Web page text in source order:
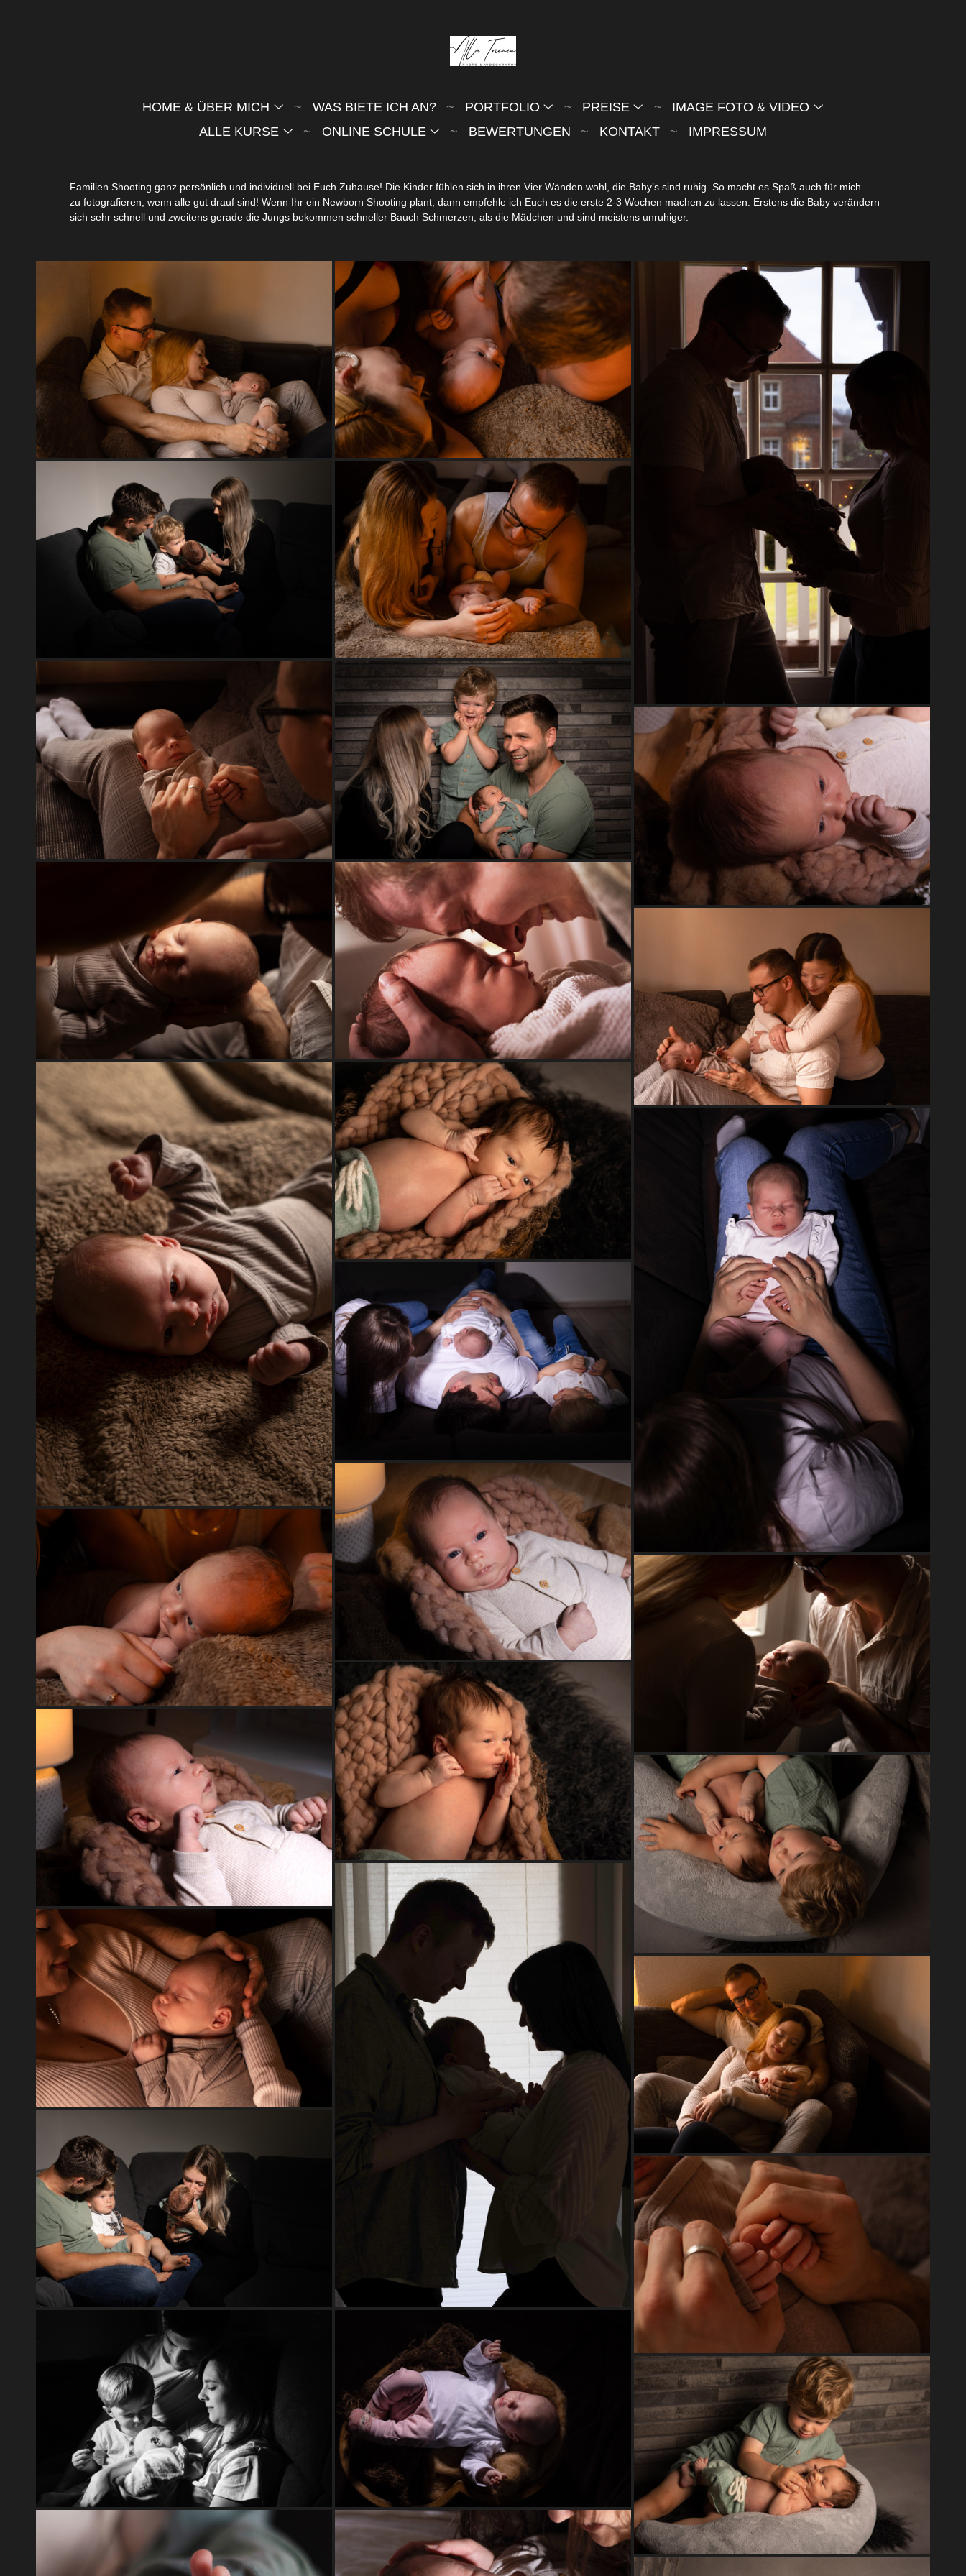
HOME & ÜBER MICH WAS BIETE ICH AN? PORTFOLIO PREISE
IMAGE FOTO & VIDEO
ALLE KURSE
ONLINE SCHULE BEWERTUNGEN KONTAKT IMPRESSUM
Familien Shooting ganz persönlich und individuell bei Euch Zuhause! Die Kinder fühlen sich in ihren Vier Wänden wohl, die Baby’s sind ruhig. So macht es Spaß auch für mich
zu fotografieren, wenn alle gut drauf sind! Wenn Ihr ein Newborn Shooting plant, dann empfehle ich Euch es die erste 2-3 Wochen machen zu lassen. Erstens die Baby verändern
sich sehr schnell und zweitens gerade die Jungs bekommen schneller Bauch Schmerzen, als die Mädchen und sind meistens unruhiger.